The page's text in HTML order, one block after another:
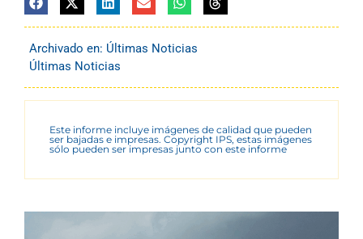
Archivado en: Últimas Noticias
Últimas Noticias
Este informe incluye imágenes de calidad que pueden
ser bajadas e impresas. Copyright IPS, estas imágenes
sólo pueden ser impresas junto con este informe